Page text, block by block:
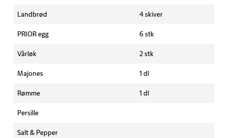
Landbrød 4 skiver
PRIOR egg 6 stk
Vårløk 2 stk
Majones 1 dl
Rømme 1 dl
Persille
Salt & Pepper